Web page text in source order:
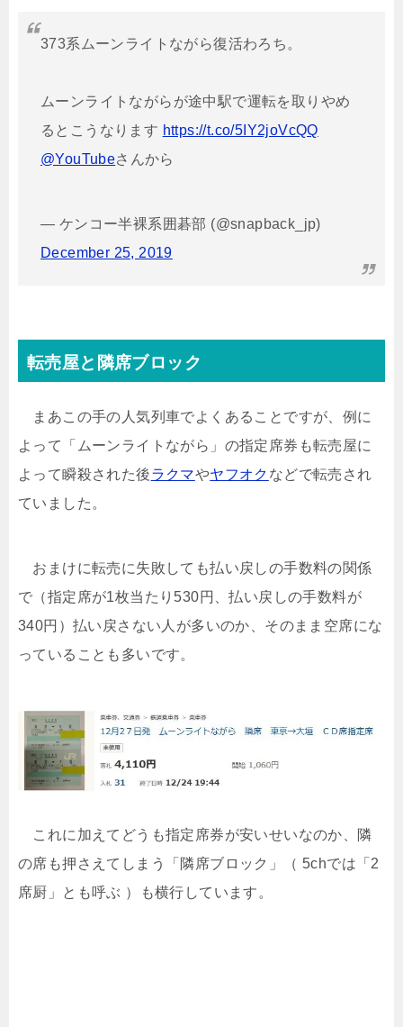
373系ムーンライトながら復活わろち。
ムーンライトながらが途中駅で運転を取りやめ
るとこうなります https://t.co/5IY2joVcQQ
@YouTubeさんから
— ケンコー半裸系囲碁部 (@snapback_jp)
December 25, 2019
転売屋と隣席ブロック
まあこの手の人気列車でよくあることですが、例に
よって「ムーンライトながら」の指定席券も転売屋に
よって瞬殺された後ラクマやヤフオク などで転売され
ていました。
おまけに転売に失敗しても払い戻しの手数料の関係
で（指定席が1枚当たり530円、払い戻しの手数料が
340円）払い戻さない人が多いのか、そのまま空席にな
っていることも多いです。
これに加えてどうも指定席券が安いせいなのか、隣
の席も押さえてしまう「隣席ブロック」（ 5chでは「2
席厨」とも呼ぶ ）も横行しています。